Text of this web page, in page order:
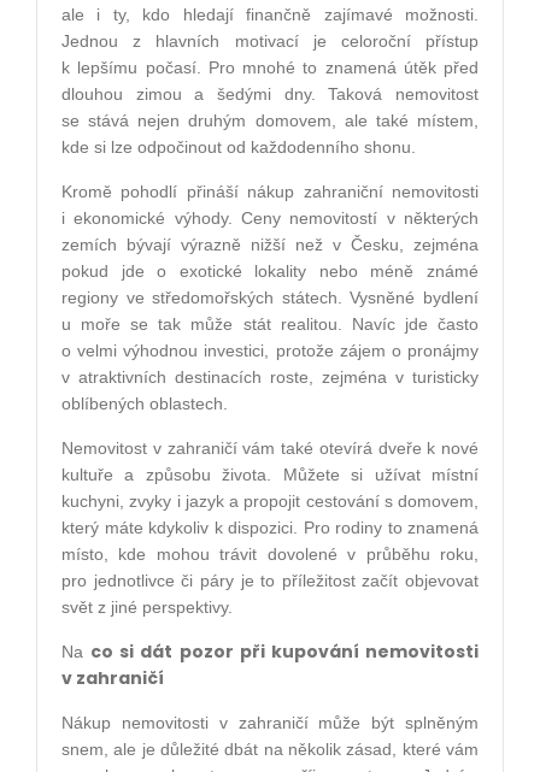
ale i ty, kdo hledají finančně zajímavé možnosti.
Jednou z hlavních motivací je celoroční přístup
k lepšímu počasí. Pro mnohé to znamená útěk před
dlouhou zimou a šedými dny. Taková nemovitost
se stává nejen druhým domovem, ale také místem,
kde si lze odpočinout od každodenního shonu.
Kromě pohodlí přináší nákup zahraniční nemovitosti
i ekonomické výhody. Ceny nemovitostí v některých
zemích bývají výrazně nižší než v Česku, zejména
pokud jde o exotické lokality nebo méně známé
regiony ve středomořských státech. Vysněné bydlení
u moře se tak může stát realitou. Navíc jde často
o velmi výhodnou investici, protože zájem o pronájmy
v atraktivních destinacích roste, zejména v turisticky
oblíbených oblastech.
Nemovitost v zahraničí vám také otevírá dveře k nové
kultuře a způsobu života. Můžete si užívat místní
kuchyni, zvyky i jazyk a propojit cestování s domovem,
který máte kdykoliv k dispozici. Pro rodiny to znamená
místo, kde mohou trávit dovolené v průběhu roku,
pro jednotlivce či páry je to příležitost začít objevovat
svět z jiné perspektivy.
Na co si dát pozor při kupování nemovitosti
v zahraničí
Nákup nemovitosti v zahraničí může být splněným
snem, ale je důležité dbát na několik zásad, které vám